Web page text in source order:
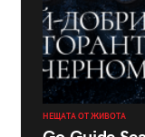
НЕЩАТА ОТ ЖИВОТА